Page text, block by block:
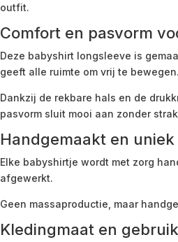
outfit.
Comfort en pasvorm
Deze babyshirt longsleeve is
geeft alle ruimte om vrij te bewegen.
Dankzij de rekbare hals en de
pasvorm sluit mooi aan zonder
Handgemaakt en uniek
Elke babyshirtje wordt met zorg
afgewerkt.
Geen massaproductie, maar
Kledingmaat en gebruik